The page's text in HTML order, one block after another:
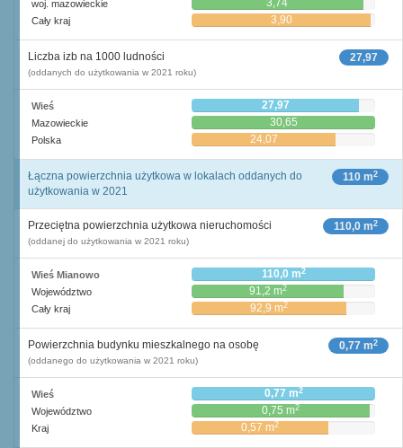
woj. mazowieckie 3,74
Cały kraj 3,90
27,97
Liczba izb na 1000 ludności
(oddanych do użytkowania w 2021 roku)
Wieś 27,97
Mazowieckie 30,65
Polska 24,07
110 m2
Łączna powierzchnia użytkowa w lokalach oddanych do
użytkowania w 2021
110,0 m2
Przeciętna powierzchnia użytkowa nieruchomości
(oddanej do użytkowania w 2021 roku)
Wieś Mianowo 110,0 m2
Województwo 91,2 m2
Cały kraj 92,9 m2
0,77 m2
Powierzchnia budynku mieszkalnego na osobę
(oddanego do użytkowania w 2021 roku)
Wieś 0,77 m2
Województwo 0,75 m2
Kraj 0,57 m2